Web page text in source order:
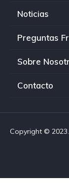
Noticias
Preguntas
Sobre
Contacto
Copyright ©